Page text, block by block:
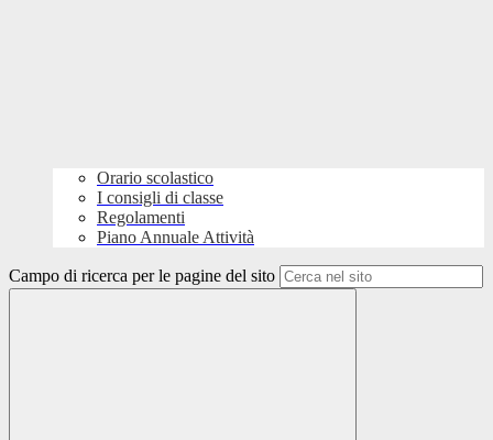
Orario scolastico
I consigli di classe
Regolamenti
Piano Annuale Attività
Campo di ricerca per le pagine del sito